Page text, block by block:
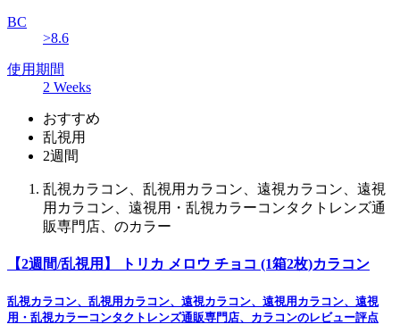
BC
>8.6
使用期間
2 Weeks
おすすめ
乱視用
2週間
乱視カラコン、乱視用カラコン、遠視カラコン、遠視
用カラコン、遠視用・乱視カラーコンタクトレンズ通
販専門店、のカラー
【2週間/乱視用】 トリカ メロウ チョコ (1箱2枚)カラコン
乱視カラコン、乱視用カラコン、遠視カラコン、遠視用カラコン、遠視
用・乱視カラーコンタクトレンズ通販専門店、カラコンのレビュー評点